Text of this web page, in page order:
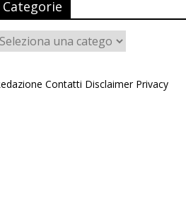
Categorie
Categorie
Contatti Disclaimer Privacy